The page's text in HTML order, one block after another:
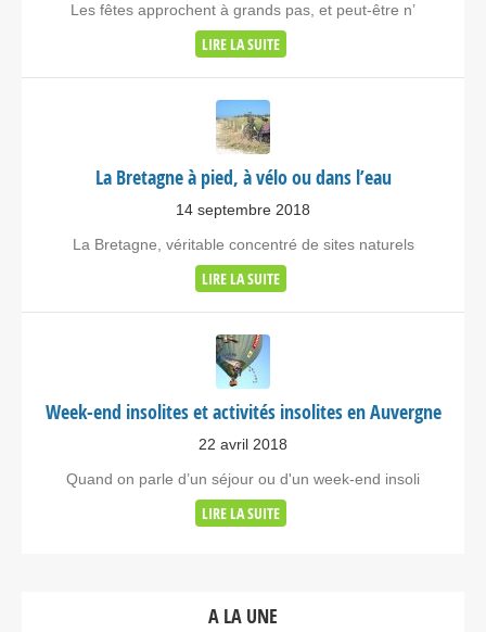
Les fêtes approchent à grands pas, et peut-être n’
LIRE LA SUITE
La Bretagne à pied, à vélo ou dans l’eau
14 septembre 2018
La Bretagne, véritable concentré de sites naturels
LIRE LA SUITE
Week-end insolites et activités insolites en Auvergne
22 avril 2018
Quand on parle d’un séjour ou d'un week-end insoli
LIRE LA SUITE
A LA UNE